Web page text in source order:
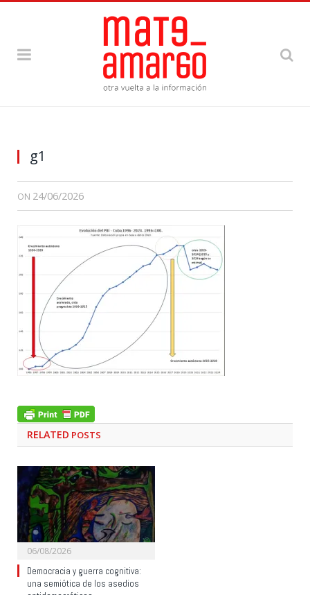
g1
ON 24/06/2026
RELATED POSTS
06/08/2026
Democracia y guerra cognitiva:
una semiótica de los asedios